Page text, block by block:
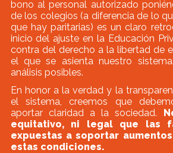
bono al personal autorizado
de los colegios (a diferencia de lo
que hay paritarias) es un claro
inicio del ajuste en la Educación
contra del derecho a la libertad de
el que se asienta nuestro
análisis posibles.
En honor a la verdad y la
el sistema, creemos que
aportar claridad a la sociedad.
equitativo, ni legal que las
expuestas a soportar
estas condiciones.